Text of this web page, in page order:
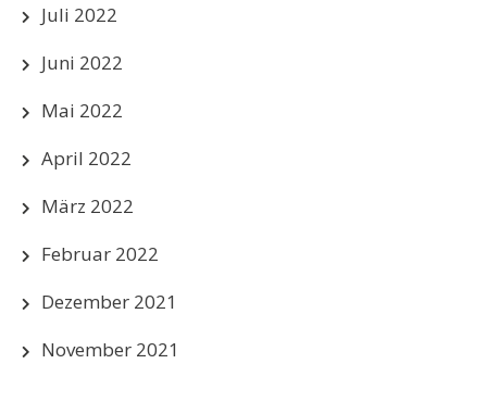
Juli 2022
Juni 2022
Mai 2022
April 2022
März 2022
Februar 2022
Dezember 2021
November 2021